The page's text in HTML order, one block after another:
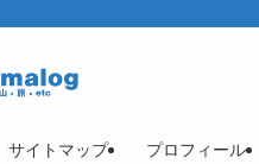
サイトマップ プロフィール